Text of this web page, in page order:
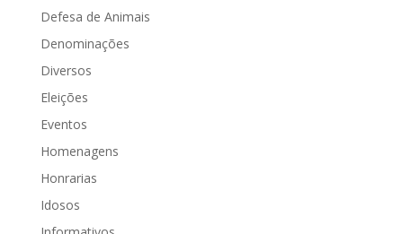
Defesa de Animais
Denominações
Diversos
Eleições
Eventos
Homenagens
Honrarias
Idosos